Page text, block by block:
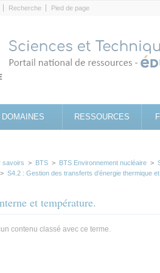
Recherche Pied de page
DOMAINES RESSOURCES
savoirs > BTS > BTS Environnement nucléaire >
> S4.2 : Gestion des transferts d’énergie thermique
et température.
contenu classé avec ce terme.